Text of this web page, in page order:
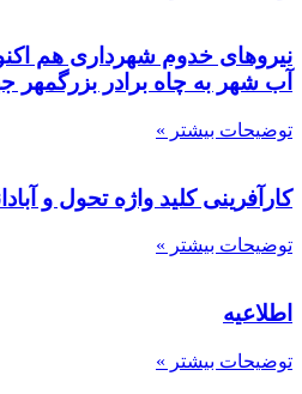
نیروهای خدوم شهرداری هم
آب شهر به چاه برادر
توضیحات بیشتر »
کارآفرینی کلید واژه تحول و
توضیحات بیشتر »
اطلاعیه
توضیحات بیشتر »